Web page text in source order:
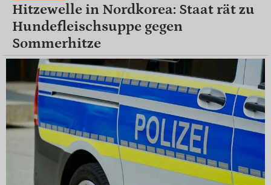
Hitzewelle in Nordkorea: Staat rät zu
Hundefleischsuppe gegen
Sommerhitze